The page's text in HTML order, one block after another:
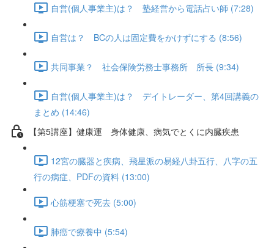
自営(個人事業主)は？ 塾経営から電話占い師 (7:28)
自営は？ BCの人は固定費をかけずにする (8:56)
共同事業？ 社会保険労務士事務所 所長 (9:34)
自営(個人事業主)は？ デイトレーダー、第4回講義の
まとめ (14:46)
【第5講座】健康運 身体健康、病気でとくに内臓疾患
12宮の臓器と疾病、飛星派の易経八卦五行、八字の五
行の病症、PDFの資料 (13:00)
心筋梗塞で死去 (5:00)
肺癌で療養中 (5:54)